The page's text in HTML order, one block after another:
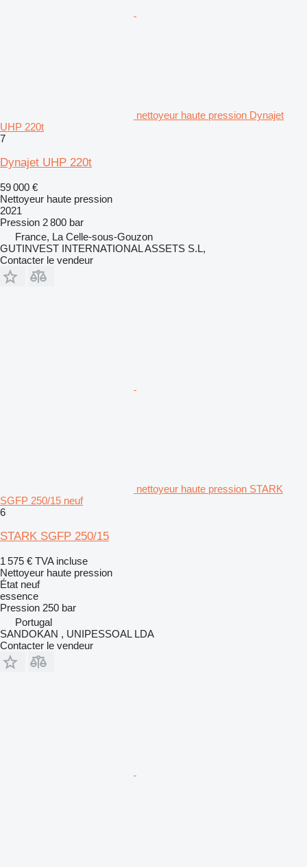
nettoyeur haute pression Dynajet
UHP 220t
7
Dynajet UHP 220t
59 000 €
Nettoyeur haute pression
2021
Pression 2 800 bar
France, La Celle-sous-Gouzon
GUTINVEST INTERNATIONAL ASSETS S.L,
Contacter le vendeur
nettoyeur haute pression STARK
SGFP 250/15 neuf
6
STARK SGFP 250/15
1 575 € TVA incluse
Nettoyeur haute pression
État neuf
essence
Pression 250 bar
Portugal
SANDOKAN , UNIPESSOAL LDA
Contacter le vendeur